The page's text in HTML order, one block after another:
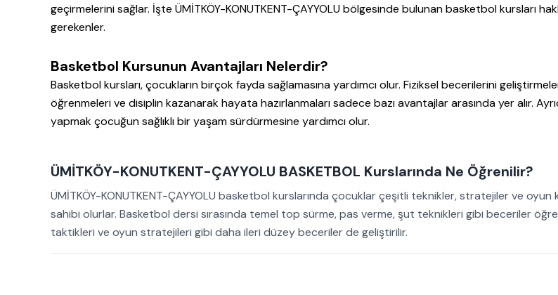
geçirmelerini sağlar. İşte ÜMİTKÖY-KONUTKENT-ÇAYYOLU bölgesinde bulunan basketbol kursları
gerekenler.
Basketbol Kursunun Avantajları Nelerdir?
Basketbol kursları, çocukların birçok fayda sağlamasına yardımcı olur. Fiziksel becerilerini
öğrenmeleri ve disiplin kazanarak hayata hazırlanmaları sadece bazı avantajlar arasında yer alır.
yapmak çocuğun sağlıklı bir yaşam sürdürmesine yardımcı olur.
ÜMİTKÖY-KONUTKENT-ÇAYYOLU BASKETBOL Kurslarında Ne Öğrenilir?
ÜMİTKÖY-KONUTKENT-ÇAYYOLU basketbol kurslarında çocuklar çeşitli teknikler, stratejiler ve oyun
sahibi olurlar. Basketbol dersi sırasında temel top sürme, pas verme, şut teknikleri gibi beceriler
taktikleri ve oyun stratejileri gibi daha ileri düzey beceriler de geliştirilir.